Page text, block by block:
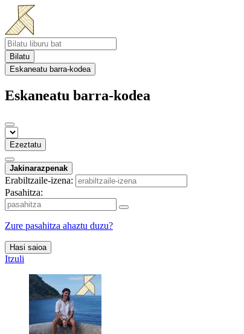
Bilatu
Eskaneatu barra-kodea
Eskaneatu barra-kodea
Ezeztatu
Jakinarazpenak
Erabiltzaile-izena:
Pasahitza:
Zure pasahitza ahaztu duzu?
Hasi saioa
Itzuli